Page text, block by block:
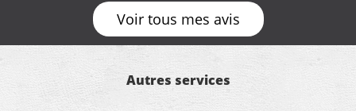
ne se trouve que chez les pationnés de leur métier.
Merci a ce monsieur pour sa disponibilité
Voir tous mes avis
Autres services